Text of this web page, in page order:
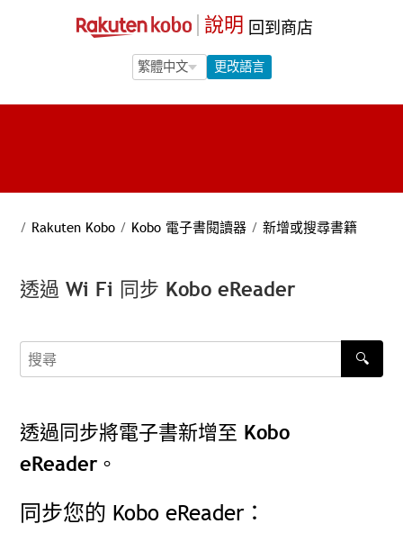
說明 回到商店
Language Selection
Language Selection
更改語言
/ Rakuten Kobo / Kobo 電子書閱讀器 / 新增或搜尋書籍
透過 Wi Fi 同步 Kobo eReader
搜尋
🔍
透過同步將電子書新增至 Kobo
eReader。
同步您的 Kobo eReader：